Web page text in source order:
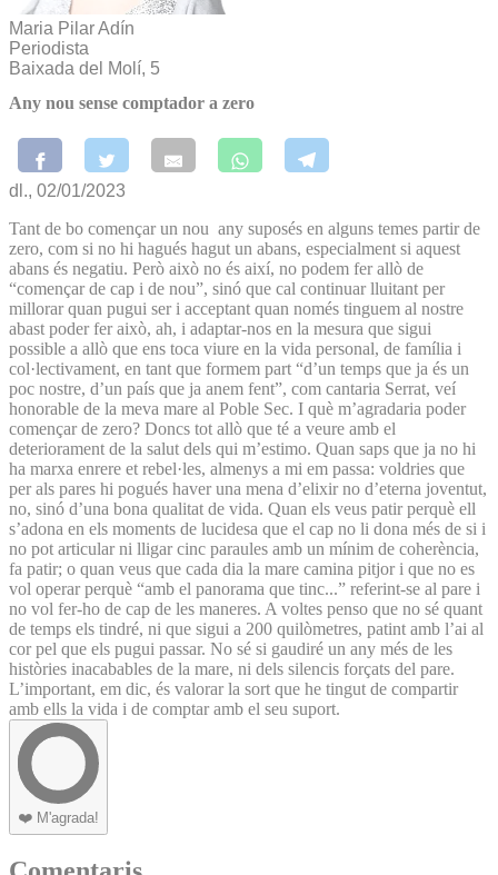
Maria Pilar Adín
Periodista
Baixada del Molí, 5
Any nou sense comptador a zero
dl., 02/01/2023
Tant de bo començar un nou any suposés en alguns temes partir de
zero, com si no hi hagués hagut un abans, especialment si aquest
abans és negatiu. Però això no és així, no podem fer allò de
“començar de cap i de nou”, sinó que cal continuar lluitant per
millorar quan pugui ser i acceptant quan només tinguem al nostre
abast poder fer això, ah, i adaptar-nos en la mesura que sigui
possible a allò que ens toca viure en la vida personal, de família i
col·lectivament, en tant que formem part “d’un temps que ja és un
poc nostre, d’un país que ja anem fent”, com cantaria Serrat, veí
honorable de la meva mare al Poble Sec. I què m’agradaria poder
començar de zero? Doncs tot allò que té a veure amb el
deteriorament de la salut dels qui m’estimo. Quan saps que ja no hi
ha marxa enrere et rebel·les, almenys a mi em passa: voldries que
per als pares hi pogués haver una mena d’elixir no d’eterna joventut,
no, sinó d’una bona qualitat de vida. Quan els veus patir perquè ell
s’adona en els moments de lucidesa que el cap no li dona més de si i
no pot articular ni lligar cinc paraules amb un mínim de coherència,
fa patir; o quan veus que cada dia la mare camina pitjor i que no es
vol operar perquè “amb el panorama que tinc...” referint-se al pare i
no vol fer-ho de cap de les maneres. A voltes penso que no sé quant
de temps els tindré, ni que sigui a 200 quilòmetres, patint amb l’ai al
cor pel que els pugui passar. No sé si gaudiré un any més de les
històries inacabables de la mare, ni dels silencis forçats del pare.
L’important, em dic, és valorar la sort que he tingut de compartir
amb ells la vida i de comptar amb el seu suport.
❤️ M'agrada!